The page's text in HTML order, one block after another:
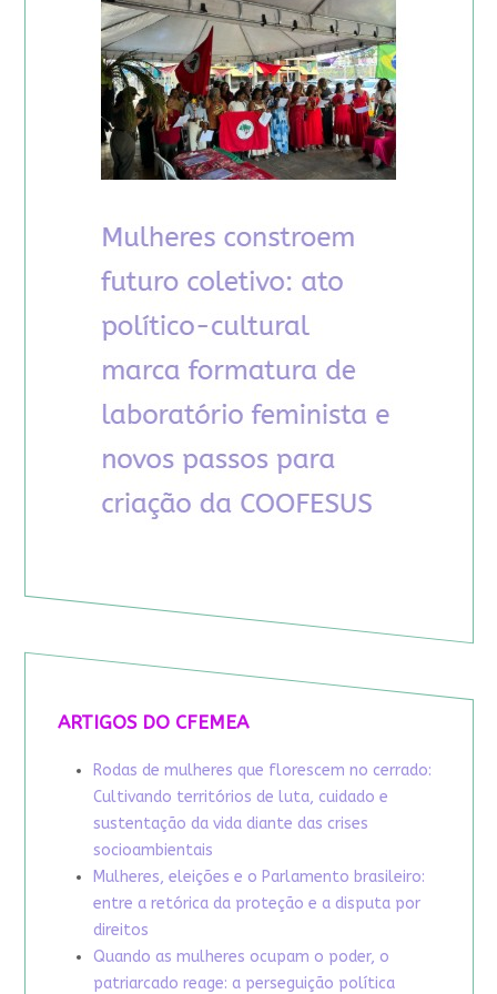
ARTIGOS DO CFEMEA
Rodas de mulheres que florescem no cerrado:
Cultivando territórios de luta, cuidado e
sustentação da vida diante das crises
socioambientais
Mulheres, eleições e o Parlamento brasileiro:
entre a retórica da proteção e a disputa por
direitos
Quando as mulheres ocupam o poder, o
patriarcado reage: a perseguição política